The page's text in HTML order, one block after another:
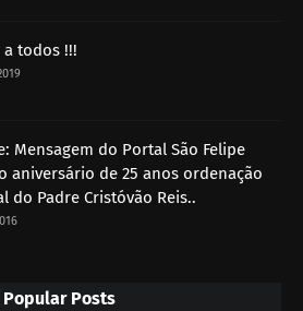
todos !!!
Mensagem do Portal São Felipe
aniversário de 25 anos ordenação
do Padre Cristóvão Reis..
Popular Posts